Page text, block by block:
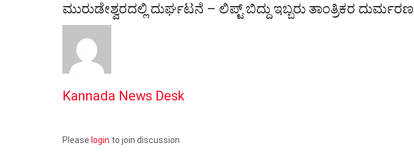
ಮುರುಡೇಶ್ವರದಲ್ಲಿ ದುರ್ಘಟನೆ – ಲಿಪ್ಟ್ ಬಿದ್ದು ಇಬ್ಬರು ತಾಂತ್ರಿಕರ ದುರ್ಮರಣ
Kannada News Desk
Please login to join discussion